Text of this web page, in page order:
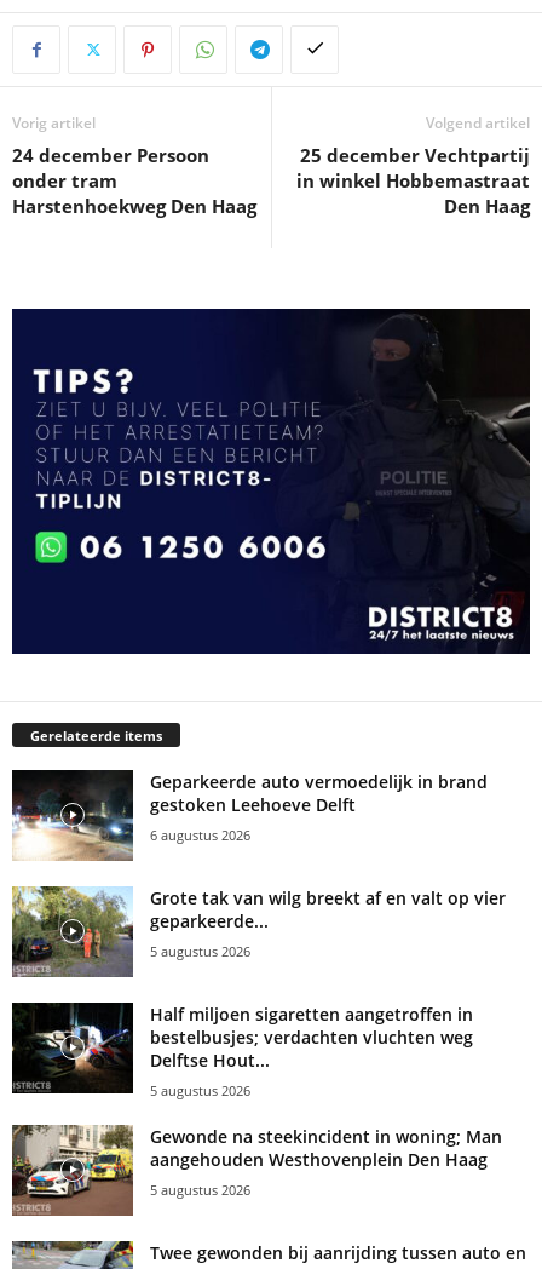
Vorig artikel
24 december Persoon
onder tram
Harstenhoekweg Den Haag
Volgend artikel
25 december Vechtpartij
in winkel Hobbemastraat
Den Haag
Gerelateerde items
Geparkeerde auto vermoedelijk in brand
gestoken Leehoeve Delft
6 augustus 2026
Grote tak van wilg breekt af en valt op vier
geparkeerde...
5 augustus 2026
Half miljoen sigaretten aangetroffen in
bestelbusjes; verdachten vluchten weg
Delftse Hout...
5 augustus 2026
Gewonde na steekincident in woning; Man
aangehouden Westhovenplein Den Haag
5 augustus 2026
Twee gewonden bij aanrijding tussen auto en